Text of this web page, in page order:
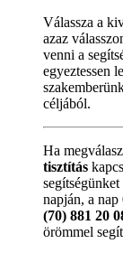
Válassza a
azaz
venni a
egyeztessen
céljából.
Ha
tisztítás
napján, a nap
(70) 881 20
örömmel